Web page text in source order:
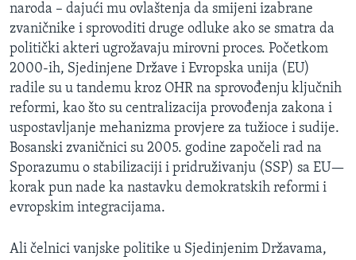
naroda – dajući mu ovlaštenja da smijeni izabrane
zvaničnike i sprovoditi druge odluke ako se smatra da
politički akteri ugrožavaju mirovni proces. Početkom
2000-ih, Sjedinjene Države i Evropska unija (EU)
radile su u tandemu kroz OHR na sprovođenju ključnih
reformi, kao što su centralizacija provođenja zakona i
uspostavljanje mehanizma provjere za tužioce i sudije.
Bosanski zvaničnici su 2005. godine započeli rad na
Sporazumu o stabilizaciji i pridruživanju (SSP) sa EU—
korak pun nade ka nastavku demokratskih reformi i
evropskim integracijama.
Ali čelnici vanjske politike u Sjedinjenim Državama,